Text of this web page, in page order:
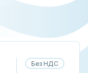
Без НДС